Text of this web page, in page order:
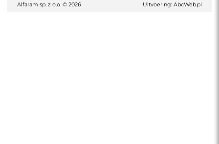
Alfaram sp. z o.o. © 2026 Uitvoering: AbcWeb.pl